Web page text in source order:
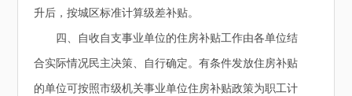
升后，按城区标准计算级差补贴。
四、自收自支事业单位的住房补贴工作由各单位结
合实际情况民主决策、自行确定。有条件发放住房补贴
的单位可按照市级机关事业单位住房补贴政策为职工计